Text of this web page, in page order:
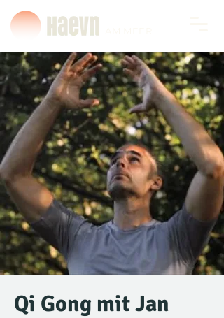
Qi Gong mit Jan